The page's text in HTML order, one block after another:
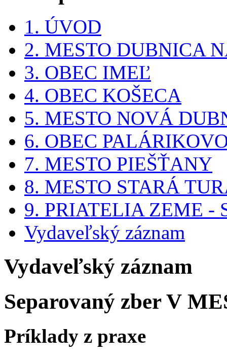
1. ÚVOD
2. MESTO DUBNICA
3. OBEC IMEĽ
4. OBEC KOŠECA
5. MESTO NOVÁ
6. OBEC
7. MESTO PIEŠŤANY
8. MESTO STARÁ
9. PRIATELIA ZEME -
Vydaveľský záznam
Vydaveľský záznam
Separovaný zber V
Príklady z praxe